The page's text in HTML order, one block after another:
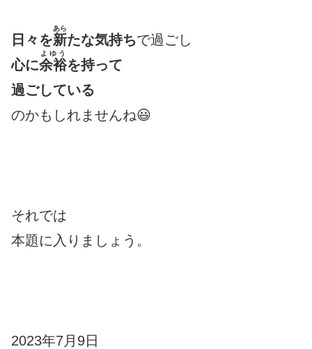
日々を新
あら
たな気持ちで過ごし
心に余裕
よゆう
を持って
過ごしている
のかもしれませんね😃
それでは
本題に入りましょう。
2023年7月9日